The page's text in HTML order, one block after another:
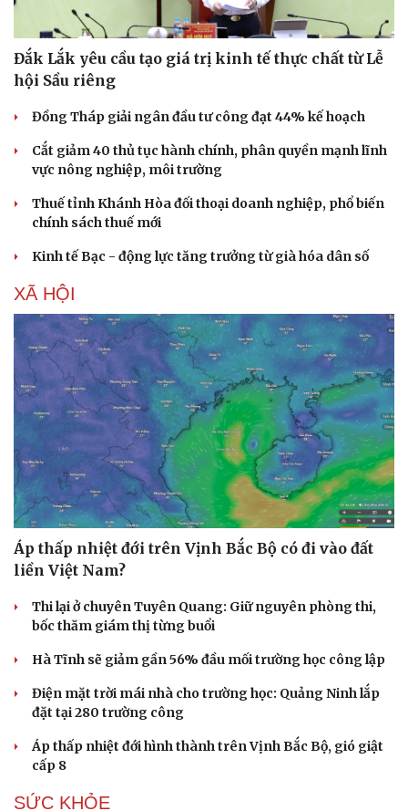
Du lịch
Săn Tour
check-in
Podcast
Đọc truyện đêm khuya
Đắk Lắk yêu cầu tạo giá trị kinh tế thực chất từ Lễ
hội Sầu riêng
Đồng Tháp giải ngân đầu tư công đạt 44% kế hoạch
Cắt giảm 40 thủ tục hành chính, phân quyền mạnh lĩnh
vực nông nghiệp, môi trường
Thuế tỉnh Khánh Hòa đối thoại doanh nghiệp, phổ biến
chính sách thuế mới
Kinh tế Bạc - động lực tăng trưởng từ già hóa dân số
XÃ HỘI
Áp thấp nhiệt đới trên Vịnh Bắc Bộ có đi vào đất
liền Việt Nam?
Thi lại ở chuyên Tuyên Quang: Giữ nguyên phòng thi,
bốc thăm giám thị từng buổi
Hà Tĩnh sẽ giảm gần 56% đầu mối trường học công lập
Điện mặt trời mái nhà cho trường học: Quảng Ninh lắp
đặt tại 280 trường công
Áp thấp nhiệt đới hình thành trên Vịnh Bắc Bộ, gió giật
cấp 8
SỨC KHỎE